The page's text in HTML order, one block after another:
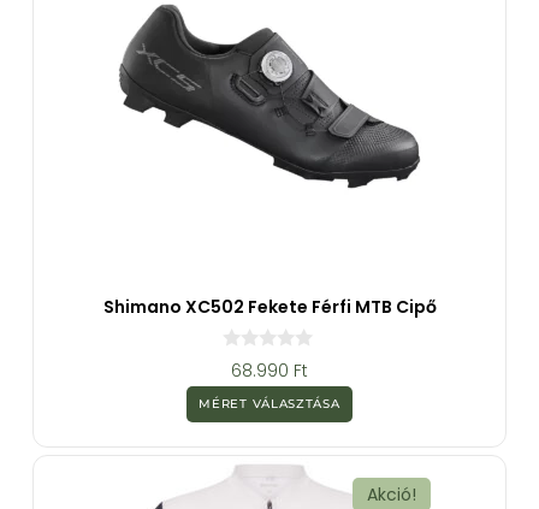
Shimano XC502 Fekete Férfi MTB Cipő
z
5
b
l
68.990 Ft
MÉRET VÁLASZTÁSA
Akció!